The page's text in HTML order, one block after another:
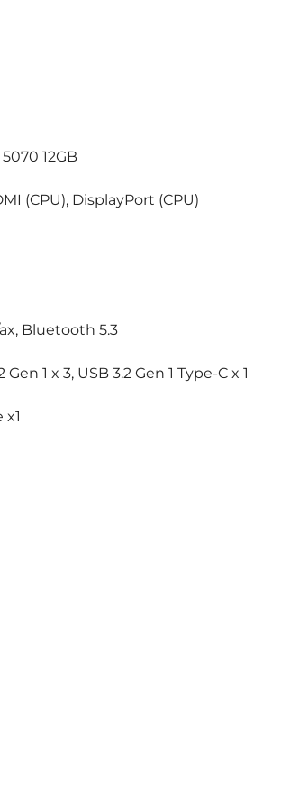
12GB
(CPU), DisplayPort (CPU)
ax, Bluetooth 5.3
Gen 1 x 3, USB 3.2 Gen 1 Type-C x 1
x1